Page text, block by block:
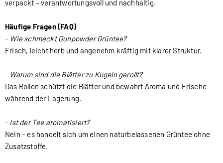
verpackt – verantwortungsvoll und nachhaltig.
Häufige Fragen (FAQ)
- Wie schmeckt Gunpowder Grüntee?
Frisch, leicht herb und angenehm kräftig mit klarer Struktur.
- Warum sind die Blätter zu Kugeln gerollt?
Das Rollen schützt die Blätter und bewahrt Aroma und Frische
während der Lagerung.
- Ist der Tee aromatisiert?
Nein – es handelt sich um einen naturbelassenen Grüntee ohne
Zusatzstoffe.